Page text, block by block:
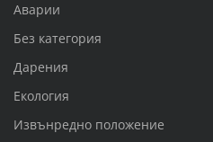
Аварии
Без категория
Дарения
Екология
Извънредно положение